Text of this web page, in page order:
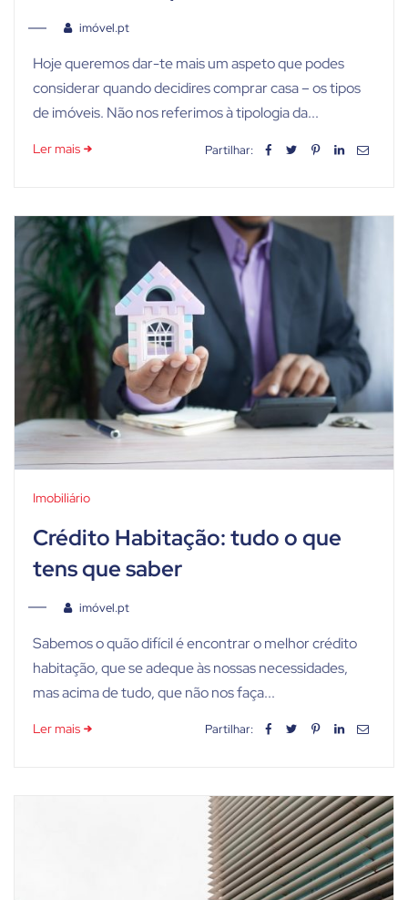
imóvel.pt
Hoje queremos dar-te mais um aspeto que podes
considerar quando decidires comprar casa – os tipos
de imóveis. Não nos referimos à tipologia da...
Ler mais Partilhar:
Imobiliário
Crédito Habitação: tudo o que
tens que saber
imóvel.pt
Sabemos o quão difícil é encontrar o melhor crédito
habitação, que se adeque às nossas necessidades,
mas acima de tudo, que não nos faça...
Ler mais Partilhar: